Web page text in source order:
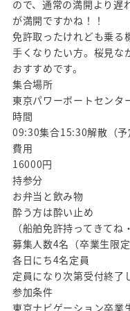
ので、通常の満開より遅
が満開ですかね！！
免許取ったけれども乗る
手くなりたい方。桜見な
おすすめです。
集合場所
東京パワーボートセンタ
時間
09:30集合15:30解散（予
費用
16000円
持参分
お弁当と飲み物
酔う方は酔い止め
（船舶免許持ってきてね
募集人数4名（卒業生限定
各日にち4名定員
定員になり次第受付終了
参加条件
東京ナビゲーション卒業